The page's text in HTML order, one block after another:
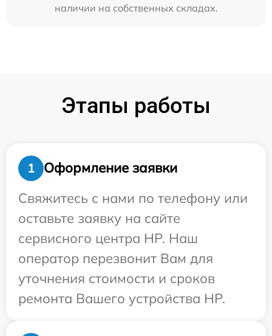
наличии на собственных складах.
Этапы работы
1
Оформление заявки
Свяжитесь с нами по телефону или
оставьте заявку на сайте
сервисного центра HP. Наш
оператор перезвонит Вам для
уточнения стоимости и сроков
ремонта Вашего устройства HP.